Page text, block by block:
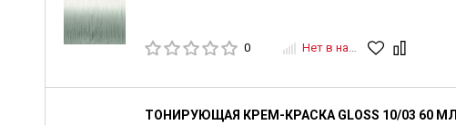
0 Нет в наличии
ТОНИРУЮЩАЯ КРЕМ-КРАСКА GLOSS 10/03 60 МЛ